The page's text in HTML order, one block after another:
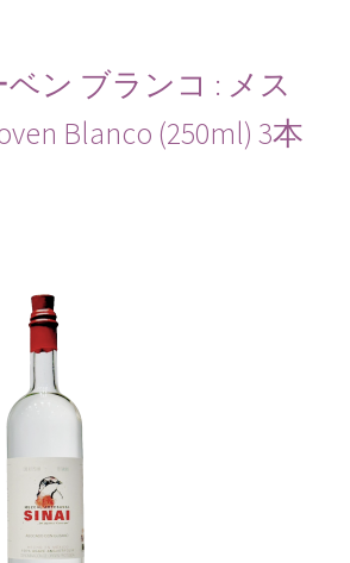
ン ブランコ : メス
Blanco (250ml) 3本